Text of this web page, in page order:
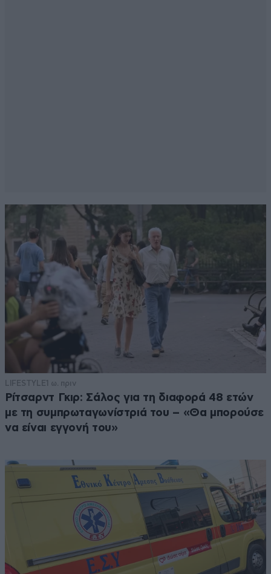
LIFESTYLE1 ω. πριν
Ρίτσαρντ Γκιρ: Σάλος για τη διαφορά 48 ετών
με τη συμπρωταγωνίστριά του – «Θα μπορούσε
να είναι εγγονή του»